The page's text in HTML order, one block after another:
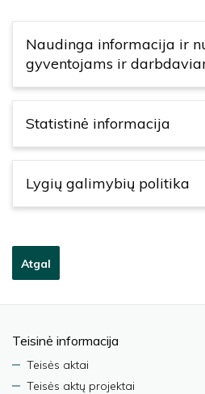
Naudinga informacija ir
gyventojams ir
Statistinė informacija
Lygių galimybių politika
Atgal
Teisinė informacija
Teisės aktai
Teisės aktų projektai